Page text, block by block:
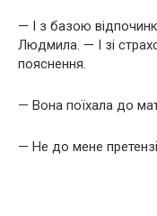
— І з базою
Людмила. — І зі
пояснення.
— Вона поїхала до
— Не до мене